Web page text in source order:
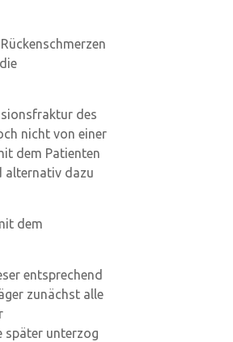
des
nicht von einer
dem Patienten
alternativ dazu
dem
entsprechend
zunächst alle
später unterzog